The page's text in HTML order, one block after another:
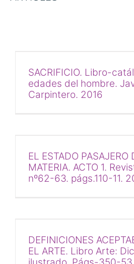
SACRIFICIO. Libro-
edades del hombre.
Carpintero. 2016
EL ESTADO PASAJERO
MATERIA. ACTO 1.
nº62-63. págs.110-11.
DEFINICIONES
EL ARTE. Libro Arte: